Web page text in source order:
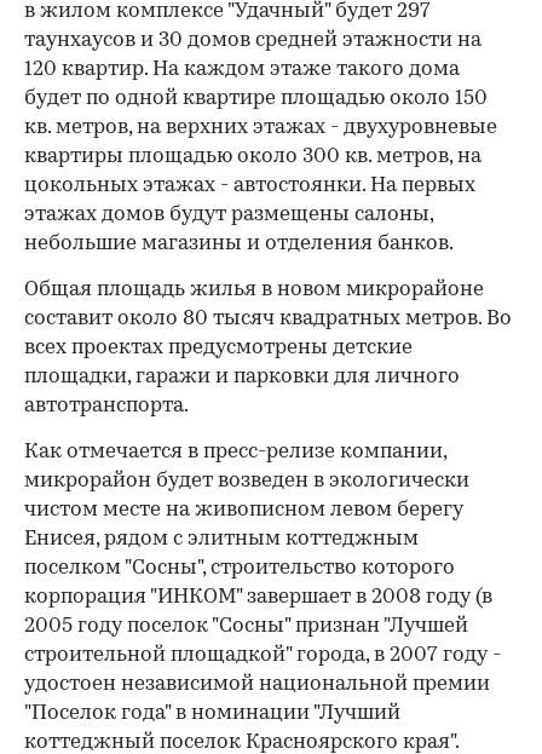
в жилом комплексе "Удачный" будет 297
таунхаусов и 30 домов средней этажности на
120 квартир. На каждом этаже такого дома
будет по одной квартире площадью около 150
кв. метров, на верхних этажах - двухуровневые
квартиры площадью около 300 кв. метров, на
цокольных этажах - автостоянки. На первых
этажах домов будут размещены салоны,
небольшие магазины и отделения банков.
Общая площадь жилья в новом микрорайоне
составит около 80 тысяч квадратных метров. Во
всех проектах предусмотрены детские
площадки, гаражи и парковки для личного
автотранспорта.
Как отмечается в пресс-релизе компании,
микрорайон будет возведен в экологически
чистом месте на живописном левом берегу
Енисея, рядом с элитным коттеджным
поселком "Сосны", строительство которого
корпорация "ИНКОМ" завершает в 2008 году (в
2005 году поселок "Сосны" признан "Лучшей
строительной площадкой" города, в 2007 году -
удостоен независимой национальной премии
"Поселок года" в номинации "Лучший
коттеджный поселок Красноярского края".